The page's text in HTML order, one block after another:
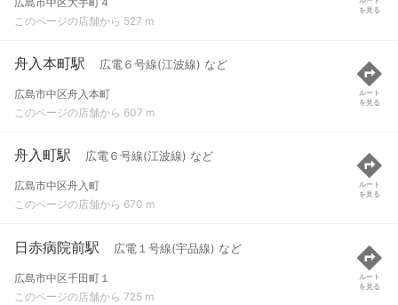
このページの店舗から 527 m
を見る
舟入本町駅 広電６号線(江波線) など
広島市中区舟入本町
このページの店舗から 607 m
ルート
を見る
舟入町駅 広電６号線(江波線) など
広島市中区舟入町
このページの店舗から 670 m
ルート
を見る
日赤病院前駅 広電１号線(宇品線) など
広島市中区千田町１
このページの店舗から 725 m
ルート
を見る